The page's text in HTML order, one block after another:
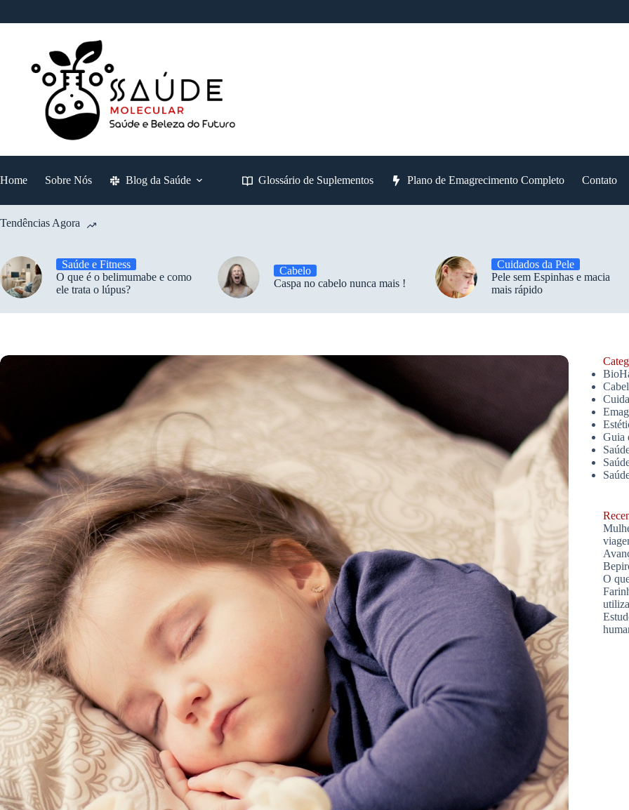
Home Sobre Nós Blog da Saúde Glossário de Suplementos Plano de Emagrecimento Completo Contato
Tendências Agora
Saúde e Fitness
O que é o belimumabe e como
ele trata o lúpus?
Cabelo
Caspa no cabelo nunca mais !
Cuidados da Pele
Pele sem Espinhas e macia
mais rápido
Guia
O